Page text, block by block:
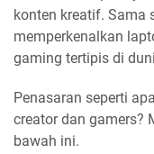
konten kreatif. Sama
memperkenalkan
gaming tertipis di
Penasaran seperti
creator dan gamers?
bawah ini.